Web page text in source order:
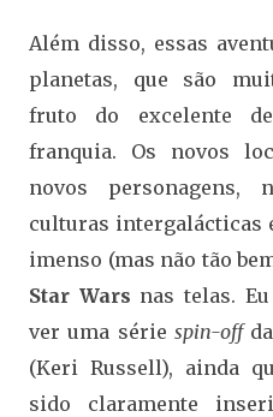
Além disso, essas
planetas, que são
fruto do excelente
franquia. Os novos
novos personagens,
culturas intergalácticas
imenso (mas não tão
Star Wars nas telas.
ver uma série spin-off
(Keri Russell), ainda
sido claramente